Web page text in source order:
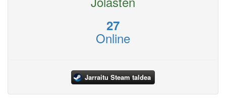
27
Online
Jarraitu Steam taldea